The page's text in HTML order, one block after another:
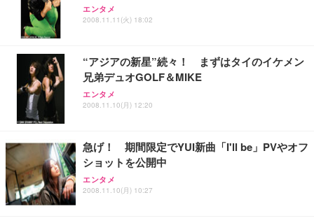
エンタメ
2008.11.11(火) 18:02
“アジアの新星”続々！ まずはタイのイケメン
兄弟デュオGOLF＆MIKE
エンタメ
2008.11.10(月) 12:20
急げ！ 期間限定でYUI新曲「I'll be」PVやオフ
ショットを公開中
エンタメ
2008.11.10(月) 10:27